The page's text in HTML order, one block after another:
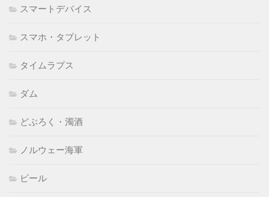
スマートデバイス
スマホ・タブレット
タイムラプス
ダム
どぶろく・濁酒
ノルウェー海軍
ビール